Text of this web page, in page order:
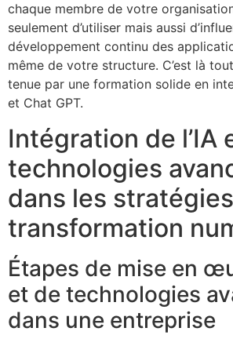
chaque membre de votre
seulement d’utiliser mais aussi
développement continu des
même de votre structure. C’est là
tenue par une formation solide en
et Chat GPT.
Intégration de l’IA
technologies
dans les
transformation
Étapes de mise en
et de technologies
dans une entreprise